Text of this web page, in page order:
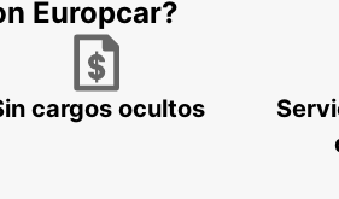
Europcar?
cargos ocultos